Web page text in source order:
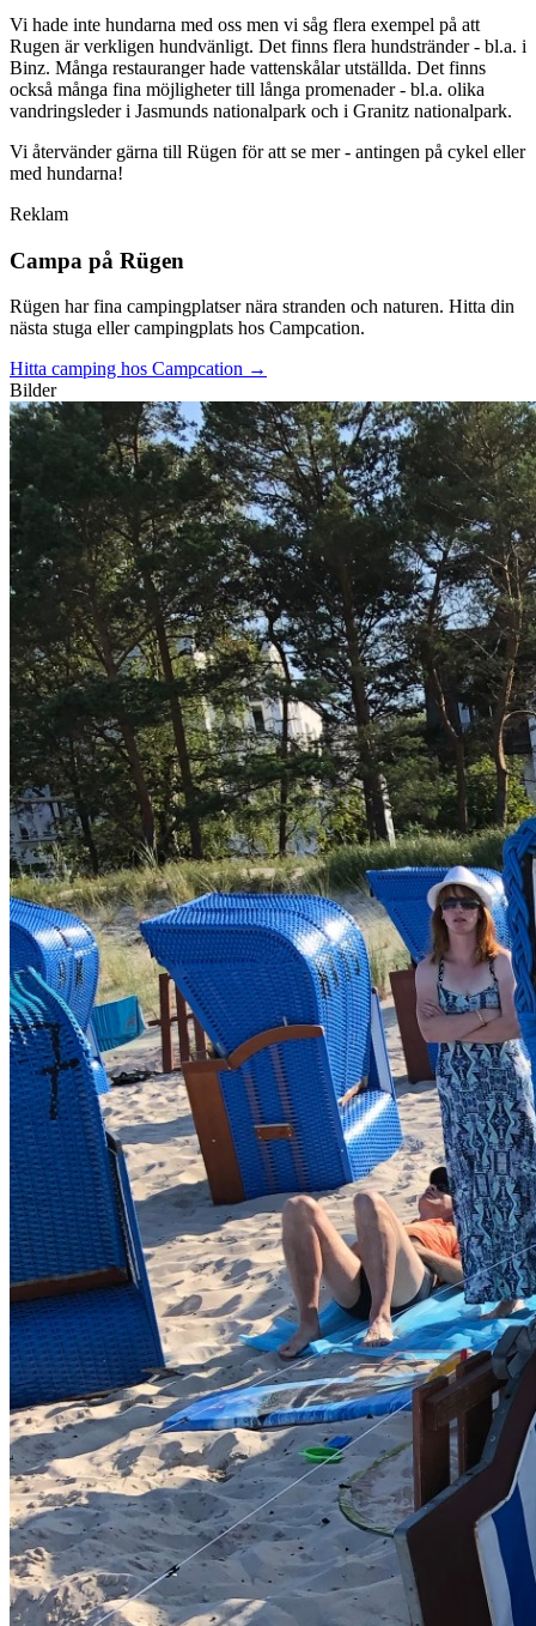
Vi hade inte hundarna med oss men vi såg flera exempel på att
Rugen är verkligen hundvänligt. Det finns flera hundstränder - bl.a. i
Binz. Många restauranger hade vattenskålar utställda. Det finns
också många fina möjligheter till långa promenader - bl.a. olika
vandringsleder i Jasmunds nationalpark och i Granitz nationalpark.
Vi återvänder gärna till Rügen för att se mer - antingen på cykel eller
med hundarna!
Reklam
Campa på Rügen
Rügen har fina campingplatser nära stranden och naturen. Hitta din
nästa stuga eller campingplats hos Campcation.
Hitta camping hos Campcation →
Bilder